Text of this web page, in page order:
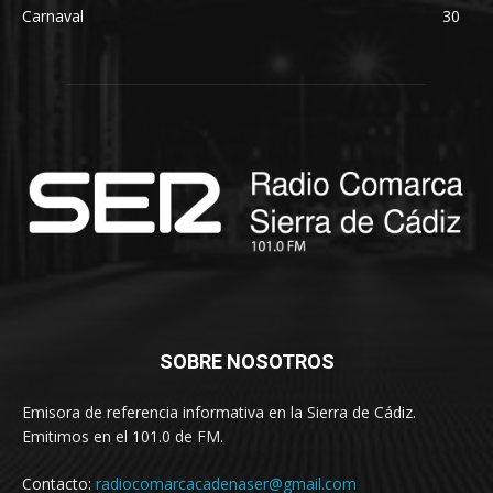
Carnaval 30
SOBRE NOSOTROS
Emisora de referencia informativa en la Sierra de Cádiz.
Emitimos en el 101.0 de FM.
Contacto: radiocomarcacadenaser@gmail.com